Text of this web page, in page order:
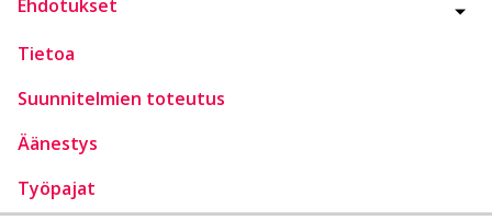
Ehdotukset
Tietoa
Suunnitelmien toteutus
Äänestys
Työpajat